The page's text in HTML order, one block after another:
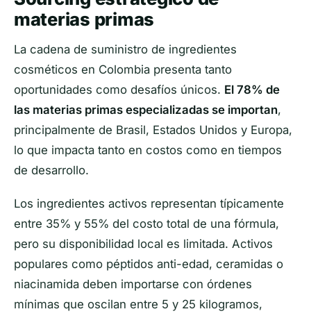
materias primas
La cadena de suministro de ingredientes
cosméticos en Colombia presenta tanto
oportunidades como desafíos únicos. El 78% de
las materias primas especializadas se importan,
principalmente de Brasil, Estados Unidos y Europa,
lo que impacta tanto en costos como en tiempos
de desarrollo.
Los ingredientes activos representan típicamente
entre 35% y 55% del costo total de una fórmula,
pero su disponibilidad local es limitada. Activos
populares como péptidos anti-edad, ceramidas o
niacinamida deben importarse con órdenes
mínimas que oscilan entre 5 y 25 kilogramos,